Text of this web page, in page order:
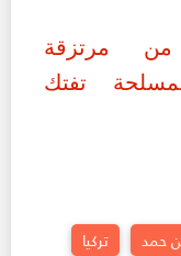
مرتزقة
تفتك
حمد
تركيا